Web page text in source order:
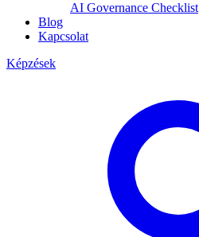
AI Governance Checklist
Blog
Kapcsolat
Képzések